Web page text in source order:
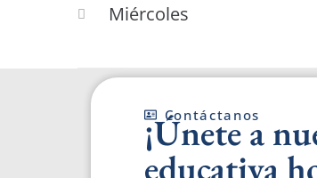
Miércoles
Contáctanos
¡Únete a
educativa